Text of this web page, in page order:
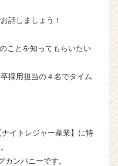
話しましょう！
ことを知ってもらいたい
採用担当の４名でタイム
イトレジャー産業】に特
ンパニーです。